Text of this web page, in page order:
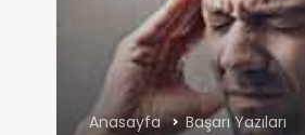
Anasayfa Başarı Yazıları